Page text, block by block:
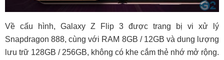
Về cấu hình, Galaxy Z Flip 3 được trang bị vi xử lý
Snapdragon 888, cùng với RAM 8GB / 12GB và dung lượng
lưu trữ 128GB / 256GB, không có khe cắm thẻ nhớ mở rộng.